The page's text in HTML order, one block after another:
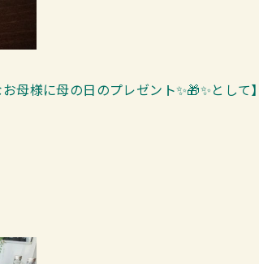
母様に母の日のプレゼント✨🎁✨として】